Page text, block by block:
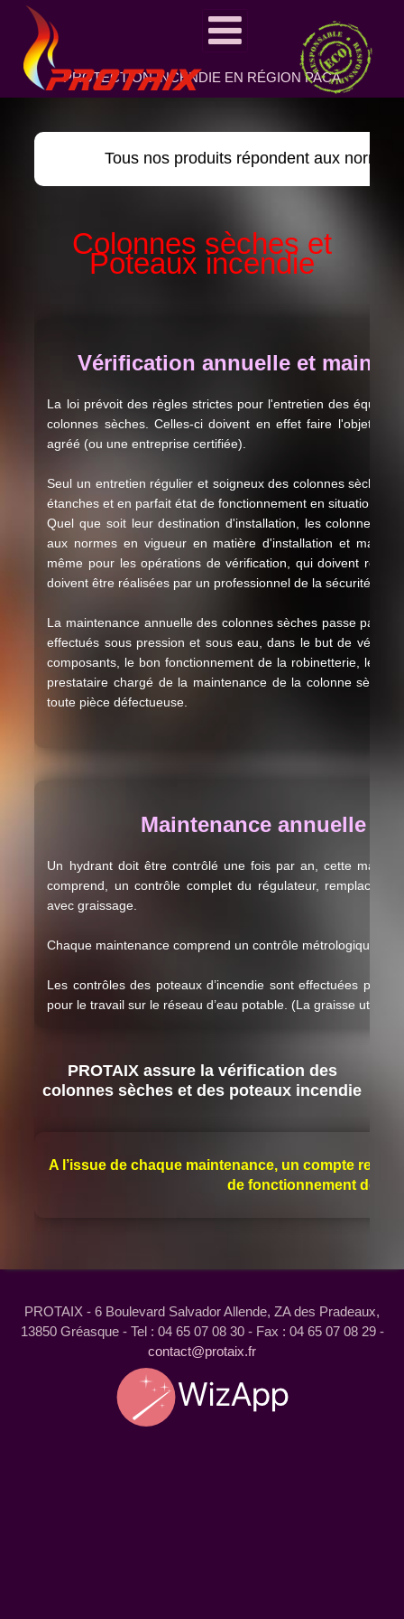
PROTECTION INCENDIE EN RÉGION PACA
Tous nos produits répondent aux normes
Colonnes sèches et
Poteaux incendie
Vérification annuelle et
La loi prévoit des règles strictes pour l'entretien des
colonnes sèches. Celles-ci doivent en effet faire l'objet
agréé (ou une entreprise certifiée).
Seul un entretien régulier et soigneux des colonnes sèches
étanches et en parfait état de fonctionnement en situation
Quel que soit leur destination d'installation, les colonnes
aux normes en vigueur en matière d'installation et
même pour les opérations de vérification, qui doivent
doivent être réalisées par un professionnel de la sécurité
La maintenance annuelle des colonnes sèches passe par
effectués sous pression et sous eau, dans le but de vérifier
composants, le bon fonctionnement de la robinetterie, le
prestataire chargé de la maintenance de la colonne sèche
toute pièce défectueuse.
Maintenance annuelle
Un hydrant doit être contrôlé une fois par an, cette
comprend, un contrôle complet du régulateur,
avec graissage.
Chaque maintenance comprend un contrôle métrologique
Les contrôles des poteaux d’incendie sont effectuées par
pour le travail sur le réseau d’eau potable. (La graisse
PROTAIX assure la vérification des
colonnes sèches et des poteaux incendie
A l’issue de chaque maintenance, un compte
de fonctionnement des
PROTAIX - 6 Boulevard Salvador Allende, ZA des Pradeaux,
13850 Gréasque - Tel : 04 65 07 08 30 - Fax : 04 65 07 08 29 -
contact@protaix.fr